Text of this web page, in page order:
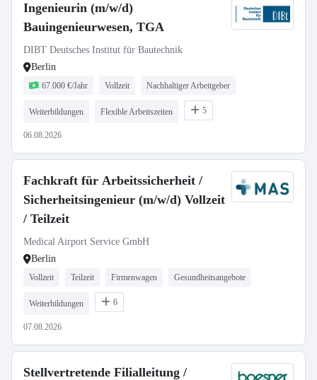
Ingenieurin (m/w/d)
Bauingenieurwesen, TGA
DIBT Deutsches Institut für Bautechnik
Berlin
67.000 €/Jahr Vollzeit Nachhaltiger Arbeitgeber
Weiterbildungen Flexible Arbeitszeiten 5
06.08.2026
Fachkraft für Arbeitssicherheit /
Sicherheitsingenieur (m/w/d) Vollzeit
/ Teilzeit
Medical Airport Service GmbH
Berlin
Vollzeit Teilzeit Firmenwagen Gesundheitsangebote
Weiterbildungen 6
07.08.2026
Stellvertretende Filialleitung /